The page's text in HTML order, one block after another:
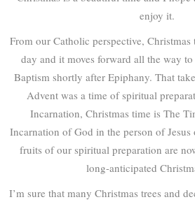
enjoy it.
From our Catholic perspective,
day and it moves forward all the way to
Baptism shortly after Epiphany. That
Advent was a time of spiritual
Incarnation, Christmas time is The
Incarnation of God in the person of
fruits of our spiritual preparation are
long-anticipated
I’m sure that many Christmas trees and